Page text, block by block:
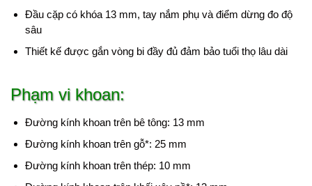
Đầu cặp có khóa 13 mm, tay nắm phụ và điểm dừng đo độ
sâu
Thiết kế được gắn vòng bi đầy đủ đảm bảo tuổi thọ lâu dài
Phạm vi khoan:
Đường kính khoan trên bê tông: 13 mm
Đường kính khoan trên gỗ*: 25 mm
Đường kính khoan trên thép: 10 mm